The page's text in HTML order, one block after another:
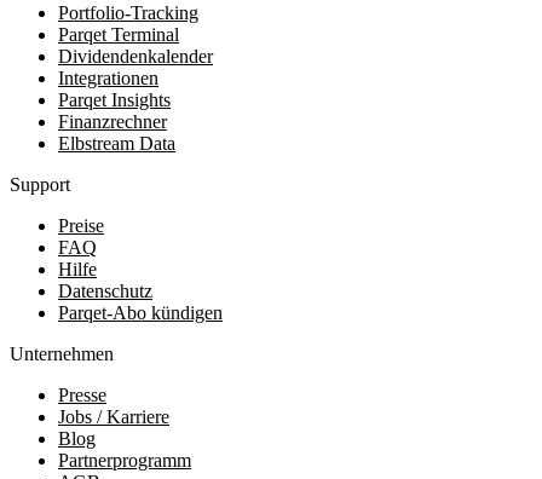
Portfolio-Tracking
Parqet Terminal
Dividendenkalender
Integrationen
Parqet Insights
Finanzrechner
Elbstream Data
Support
Preise
FAQ
Hilfe
Datenschutz
Parqet-Abo kündigen
Unternehmen
Presse
Jobs / Karriere
Blog
Partnerprogramm